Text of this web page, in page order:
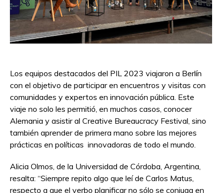
Los equipos destacados del PIL 2023 viajaron a Berlín
con el objetivo de participar en encuentros y visitas con
comunidades y expertos en innovación pública. Este
viaje no solo les permitió, en muchos casos, conocer
Alemania y asistir al Creative Bureaucracy Festival, sino
también aprender de primera mano sobre las mejores
prácticas en políticas innovadoras de todo el mundo.
Alicia Olmos, de la Universidad de Córdoba, Argentina,
resalta: “Siempre repito algo que leí de Carlos Matus,
respecto a que el verbo planificar no sólo se conjuga en